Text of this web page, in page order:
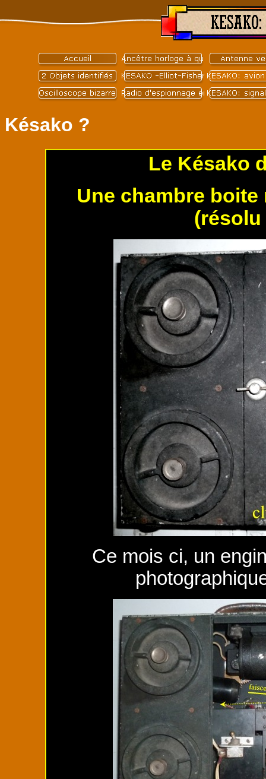
Késako ?
Le Késako
Une chambre
(résolu
Ce mois ci, un